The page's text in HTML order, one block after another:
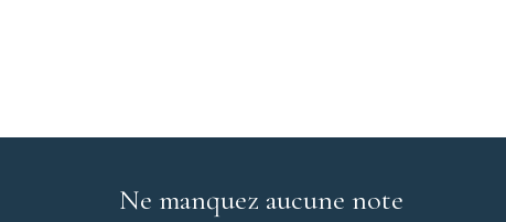
Ne manquez aucune note